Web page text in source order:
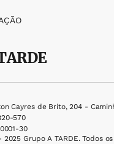
Cayres de Brito, 204 -
570
0001-30
Grupo A TARDE. Todos